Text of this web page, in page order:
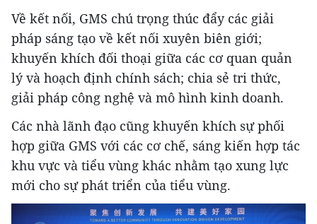
Về kết nối, GMS chú trọng thúc đẩy các giải
pháp sáng tạo về kết nối xuyên biên giới;
khuyến khích đối thoại giữa các cơ quan quản
lý và hoạch định chính sách; chia sẻ tri thức,
giải pháp công nghệ và mô hình kinh doanh.
Các nhà lãnh đạo cũng khuyến khích sự phối
hợp giữa GMS với các cơ chế, sáng kiến hợp tác
khu vực và tiểu vùng khác nhằm tạo xung lực
mới cho sự phát triển của tiểu vùng.